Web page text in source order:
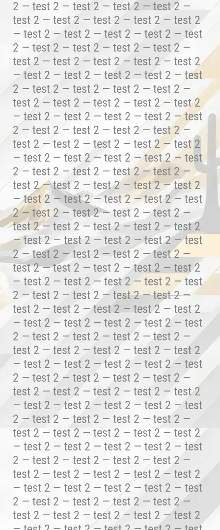
2 — test 2 — test 2 — test 2 — test 2 —
test 2 — test 2 — test 2 — test 2 — test 2
— test 2 — test 2 — test 2 — test 2 — test
2 — test 2 — test 2 — test 2 — test 2 —
test 2 — test 2 — test 2 — test 2 — test 2
— test 2 — test 2 — test 2 — test 2 — test
2 — test 2 — test 2 — test 2 — test 2 —
test 2 — test 2 — test 2 — test 2 — test 2
— test 2 — test 2 — test 2 — test 2 — test
2 — test 2 — test 2 — test 2 — test 2 —
test 2 — test 2 — test 2 — test 2 — test 2
— test 2 — test 2 — test 2 — test 2 — test
2 — test 2 — test 2 — test 2 — test 2 —
test 2 — test 2 — test 2 — test 2 — test 2
— test 2 — test 2 — test 2 — test 2 — test
2 — test 2 — test 2 — test 2 — test 2 —
test 2 — test 2 — test 2 — test 2 — test 2
— test 2 — test 2 — test 2 — test 2 — test
2 — test 2 — test 2 — test 2 — test 2 —
test 2 — test 2 — test 2 — test 2 — test 2
— test 2 — test 2 — test 2 — test 2 — test
2 — test 2 — test 2 — test 2 — test 2 —
test 2 — test 2 — test 2 — test 2 — test 2
— test 2 — test 2 — test 2 — test 2 — test
2 — test 2 — test 2 — test 2 — test 2 —
test 2 — test 2 — test 2 — test 2 — test 2
— test 2 — test 2 — test 2 — test 2 — test
2 — test 2 — test 2 — test 2 — test 2 —
test 2 — test 2 — test 2 — test 2 — test 2
— test 2 — test 2 — test 2 — test 2 — test
2 — test 2 — test 2 — test 2 — test 2 —
test 2 — test 2 — test 2 — test 2 — test 2
— test 2 — test 2 — test 2 — test 2 — test
2 — test 2 — test 2 — test 2 — test 2 —
test 2 — test 2 — test 2 — test 2 — test 2
— test 2 — test 2 — test 2 — test 2 — test
2 — test 2 — test 2 — test 2 — test 2 —
test 2 — test 2 — test 2 — test 2 — test 2